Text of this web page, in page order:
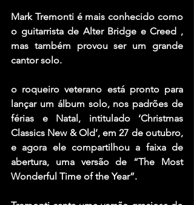
Mark Tremonti é mais conhecido como
o guitarrista de Alter Bridge e Creed ,
mas também provou ser um grande
cantor solo.
o roqueiro veterano está pronto para
lançar um álbum solo, nos padrões de
férias e Natal, intitulado ‘Christmas
Classics New & Old’, em 27 de outubro,
e agora ele compartilhou a faixa de
abertura, uma versão de “The Most
Wonderful Time of the Year”.